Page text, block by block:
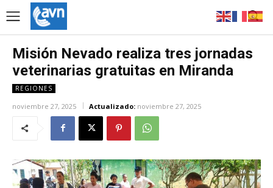
Misión Nevado realiza tres jornadas
veterinarias gratuitas en Miranda
REGIONES
noviembre 27, 2025 Actualizado: noviembre 27, 2025